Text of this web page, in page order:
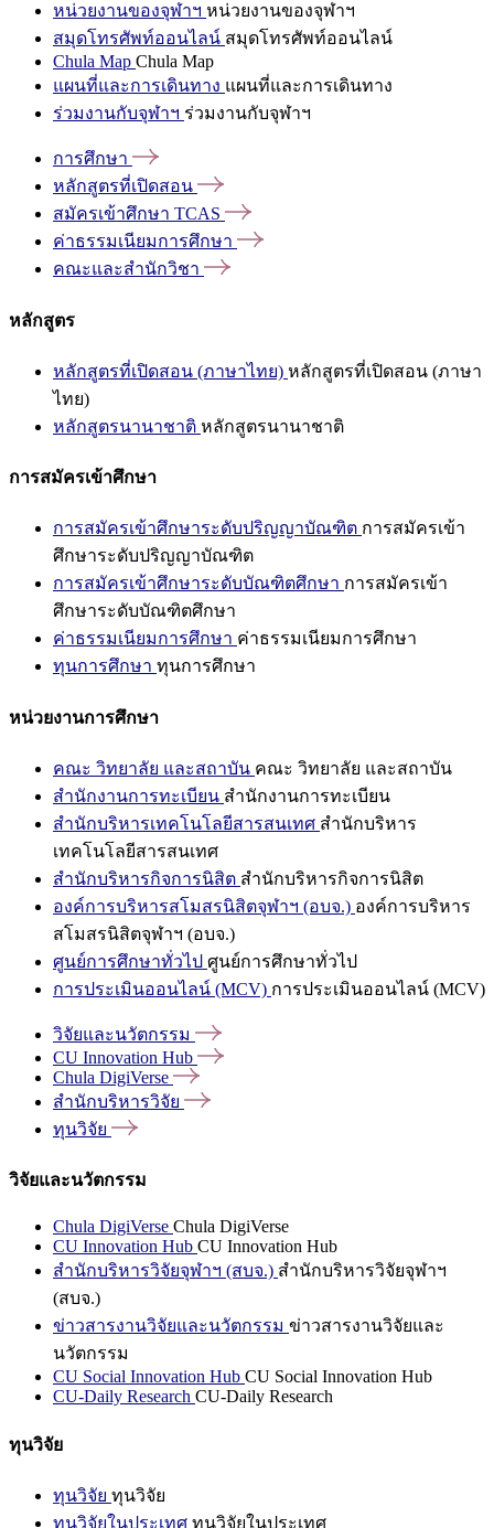
หน่วยงานของจุฬาฯ หน่วยงานของจุฬาฯ
สมุดโทรศัพท์ออนไลน์ สมุดโทรศัพท์ออนไลน์
Chula Map Chula Map
แผนที่และการเดินทาง แผนที่และการเดินทาง
ร่วมงานกับจุฬาฯ ร่วมงานกับจุฬาฯ
การศึกษา
หลักสูตรที่เปิดสอน
สมัครเข้าศึกษา TCAS
ค่าธรรมเนียมการศึกษา
คณะและสำนักวิชา
หลักสูตร
หลักสูตรที่เปิดสอน (ภาษาไทย) หลักสูตรที่เปิดสอน (ภาษา
ไทย)
หลักสูตรนานาชาติ หลักสูตรนานาชาติ
การสมัครเข้าศึกษา
การสมัครเข้าศึกษาระดับปริญญาบัณฑิต การสมัครเข้า
ศึกษาระดับปริญญาบัณฑิต
การสมัครเข้าศึกษาระดับบัณฑิตศึกษา การสมัครเข้า
ศึกษาระดับบัณฑิตศึกษา
ค่าธรรมเนียมการศึกษา ค่าธรรมเนียมการศึกษา
ทุนการศึกษา ทุนการศึกษา
หน่วยงานการศึกษา
คณะ วิทยาลัย และสถาบัน คณะ วิทยาลัย และสถาบัน
สำนักงานการทะเบียน สำนักงานการทะเบียน
สำนักบริหารเทคโนโลยีสารสนเทศ สำนักบริหาร
เทคโนโลยีสารสนเทศ
สำนักบริหารกิจการนิสิต สำนักบริหารกิจการนิสิต
องค์การบริหารสโมสรนิสิตจุฬาฯ (อบจ.) องค์การบริหาร
สโมสรนิสิตจุฬาฯ (อบจ.)
ศูนย์การศึกษาทั่วไป ศูนย์การศึกษาทั่วไป
การประเมินออนไลน์ (MCV) การประเมินออนไลน์ (MCV)
วิจัยและนวัตกรรม
CU Innovation Hub
Chula DigiVerse
สำนักบริหารวิจัย
ทุนวิจัย
วิจัยและนวัตกรรม
Chula DigiVerse Chula DigiVerse
CU Innovation Hub CU Innovation Hub
สำนักบริหารวิจัยจุฬาฯ (สบจ.) สำนักบริหารวิจัยจุฬาฯ
(สบจ.)
ข่าวสารงานวิจัยและนวัตกรรม ข่าวสารงานวิจัยและ
นวัตกรรม
CU Social Innovation Hub CU Social Innovation Hub
CU-Daily Research CU-Daily Research
ทุนวิจัย
ทุนวิจัย ทุนวิจัย
ทุนวิจัยในประเทศ ทุนวิจัยในประเทศ